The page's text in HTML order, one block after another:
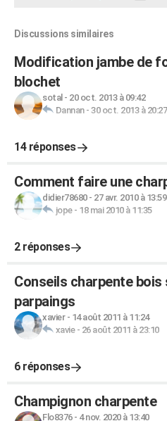
Discussions similaires
Modification jambe de
blochet
sotal - 20 oct. 2013 à 09:42
Dannan- 30 oct. 2013 à 20:27
14 réponses
Comment faire une
didier78680- 27 avr. 2010 à 13:59
jope- 18 mai 2010 à 11:35
2 réponses
Conseils charpente bois
parpaings
xavier- 14 août 2011 à 11:24
xavie- 26 août 2011 à 23:10
6 réponses
Champignon charpente
Flo8376- 4 nov. 2020 à 13:40